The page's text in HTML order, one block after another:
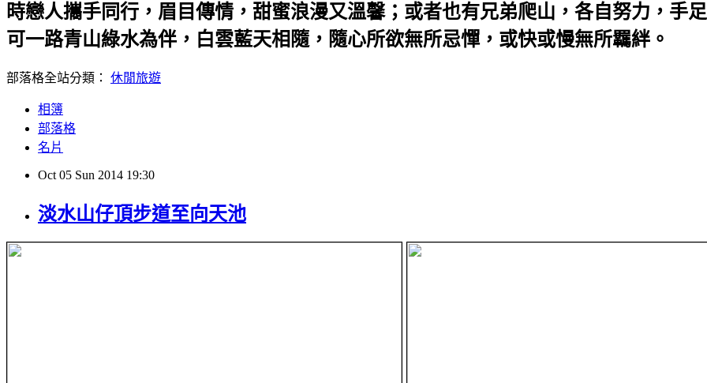
時戀人攜手同行，眉目傳情，甜蜜浪漫又溫馨；或者也有兄弟爬山，各自努力，手
可一路青山綠水為伴，白雲藍天相隨，隨心所欲無所忌憚，或快或慢無所羈絆。
部落格全站分類： 休閒旅遊
相簿
部落格
名片
Oct 05 Sun 2014 19:30
淡水山仔頂步道至向天池